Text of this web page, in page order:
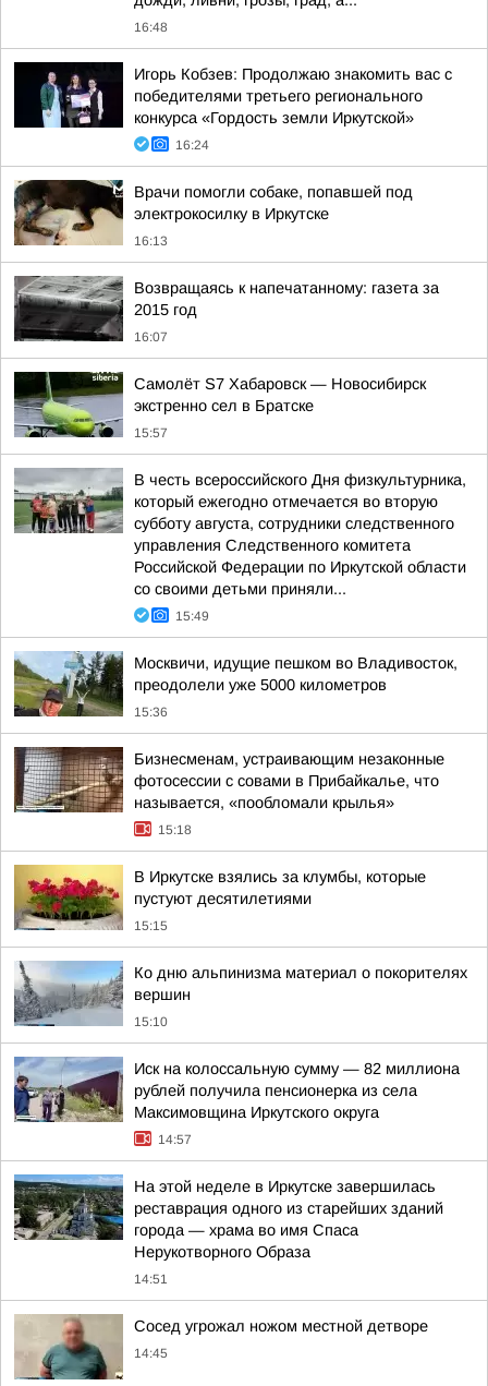
16:48
Игорь Кобзев: Продолжаю знакомить вас с
победителями третьего регионального
конкурса «Гордость земли Иркутской»
16:24
Врачи помогли собаке, попавшей под
электрокосилку в Иркутске
16:13
Возвращаясь к напечатанному: газета за
2015 год
16:07
Самолёт S7 Хабаровск — Новосибирск
экстренно сел в Братске
15:57
В честь всероссийского Дня физкультурника,
который ежегодно отмечается во вторую
субботу августа, сотрудники следственного
управления Следственного комитета
Российской Федерации по Иркутской области
со своими детьми приняли...
15:49
Москвичи, идущие пешком во Владивосток,
преодолели уже 5000 километров
15:36
Бизнесменам, устраивающим незаконные
фотосессии с совами в Прибайкалье, что
называется, «пообломали крылья»
15:18
В Иркутске взялись за клумбы, которые
пустуют десятилетиями
15:15
Ко дню альпинизма материал о покорителях
вершин
15:10
Иск на колоссальную сумму — 82 миллиона
рублей получила пенсионерка из села
Максимовщина Иркутского округа
14:57
На этой неделе в Иркутске завершилась
реставрация одного из старейших зданий
города — храма во имя Спаса
Нерукотворного Образа
14:51
Сосед угрожал ножом местной детворе
14:45